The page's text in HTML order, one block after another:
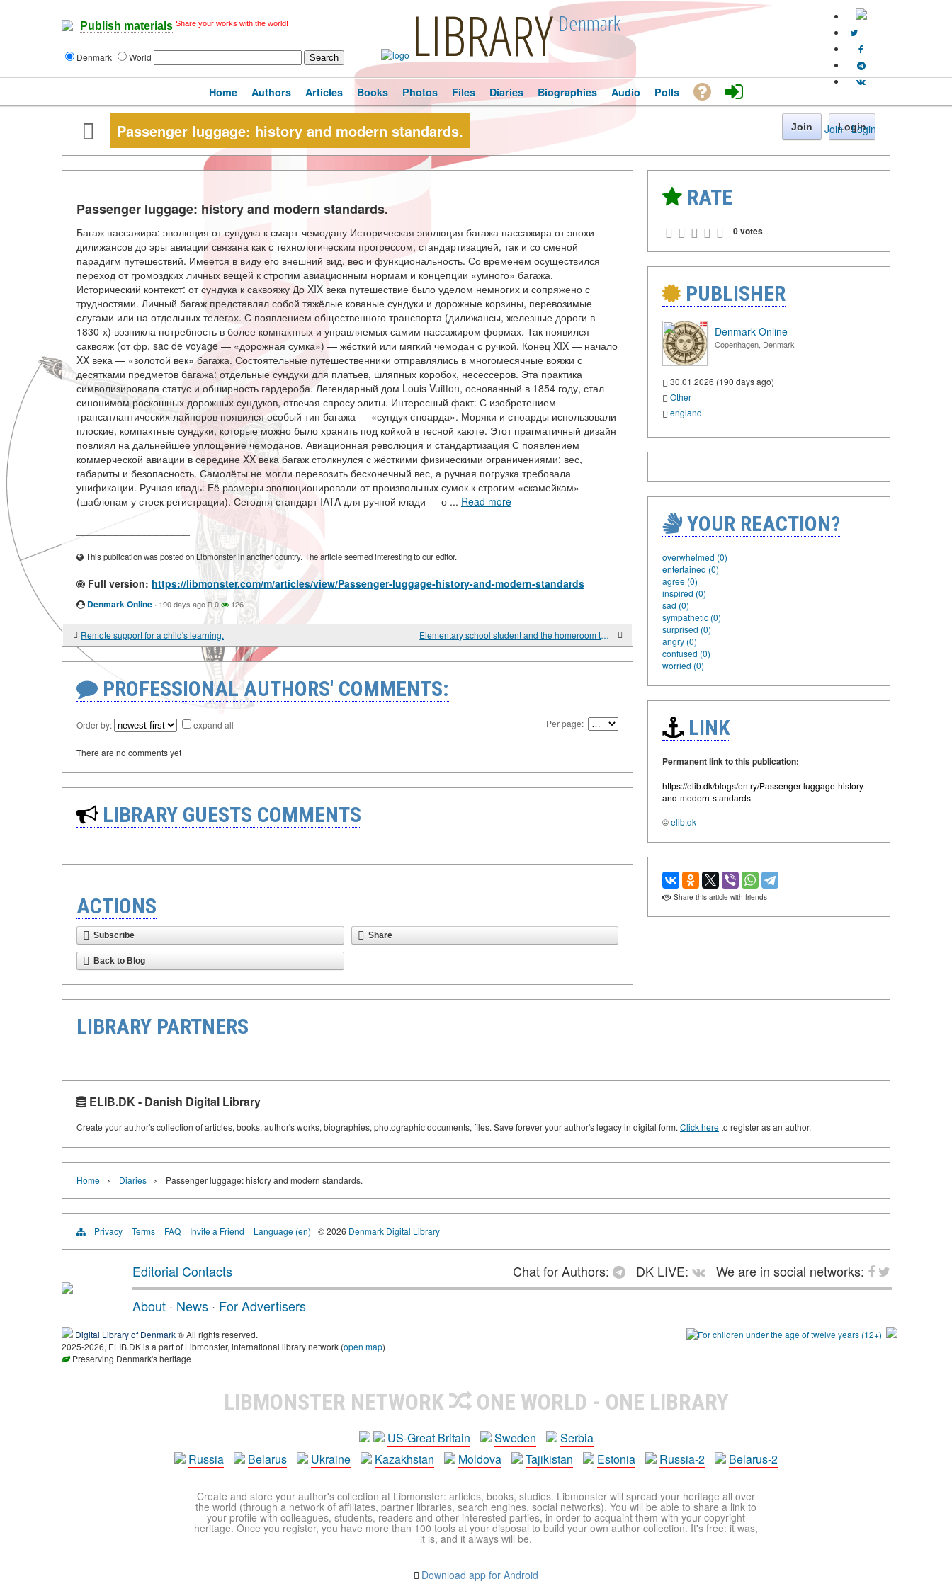
Publish materials Share your works with the world!
Denmark World LIBRARY Denmark
Join · Login
Home Authors Articles Books Photos Files Diaries Biographies Audio Polls
Passenger luggage: history and modern standards. Join Login
Passenger luggage: history and modern standards.
Багаж пассажира: эволюция от сундука к смарт-чемодану Историческая эволюция багажа пассажира от эпохи
дилижансов до эры авиации связана как с технологическим прогрессом, стандартизацией, так и со сменой
парадигм путешествий. Имеется в виду его внешний вид, вес и функциональность. Со временем осуществился
переход от громоздких личных вещей к строгим авиационным нормам и концепции «умного» багажа.
Исторический контекст: от сундука к саквояжу До XIX века путешествие было уделом немногих и сопряжено с
трудностями. Личный багаж представлял собой тяжёлые кованые сундуки и дорожные корзины, перевозимые
слугами или на отдельных телегах. С появлением общественного транспорта (дилижансы, железные дороги в
1830-х) возникла потребность в более компактных и управляемых самим пассажиром формах. Так появился
саквояж (от фр. sac de voyage — «дорожная сумка») — жёсткий или мягкий чемодан с ручкой. Конец XIX — начало
XX века — «золотой век» багажа. Состоятельные путешественники отправлялись в многомесячные вояжи с
десятками предметов багажа: отдельные сундуки для платьев, шляпных коробок, несессеров. Эта практика
символизировала статус и обширность гардероба. Легендарный дом Louis Vuitton, основанный в 1854 году, стал
синонимом роскошных дорожных сундуков, отвечая спросу элиты. Интересный факт: С изобретением
трансатлантических лайнеров появился особый тип багажа — «сундук стюарда». Моряки и стюарды использовали
плоские, компактные сундуки, которые можно было хранить под койкой в тесной каюте. Этот прагматичный дизайн
повлиял на дальнейшее уплощение чемоданов. Авиационная революция и стандартизация С появлением
коммерческой авиации в середине XX века багаж столкнулся с жёсткими физическими ограничениями: вес,
габариты и безопасность. Самолёты не могли перевозить бесконечный вес, а ручная погрузка требовала
унификации. Ручная кладь: Её размеры эволюционировали от произвольных сумок к строгим «скамейкам»
(шаблонам у стоек регистрации). Сегодня стандарт IATA для ручной клади — о ... Read more
This publication was posted on Libmonster in another country. The article seemed interesting to our editor.
Full version: https://libmonster.com/m/articles/view/Passenger-luggage-history-and-modern-standards
Denmark Online · 190 days ago 0 126
Remote support for a child's learning. Elementary school student and the homeroom teacher: Areas of potential tension.
PROFESSIONAL AUTHORS' COMMENTS:
Order by: expand all Per page:
There are no comments yet
LIBRARY GUESTS COMMENTS
ACTIONS
Subscribe Share
Back to Blog
RATE
0 votes
PUBLISHER
Denmark Online
Copenhagen, Denmark
30.01.2026 (190 days ago)
Other
england
YOUR REACTION?
overwhelmed (0)
entertained (0)
agree (0)
inspired (0)
sad (0)
sympathetic (0)
surprised (0)
angry (0)
confused (0)
worried (0)
LINK
Permanent link to this publication:
https://elib.dk/blogs/entry/Passenger-luggage-history-
and-modern-standards
©elib.dk
Share this article with friends
LIBRARY PARTNERS
ELIB.DK - Danish Digital Library
Create your author's collection of articles, books, author's works, biographies, photographic documents, files. Save forever your author's legacy in digital form. Click hereto register as an author.
Home › Diaries › Passenger luggage: history and modern standards.
Privacy Terms FAQ Invite a Friend Language (en) © 2026 Denmark Digital Library
Editorial Contacts Chat for Authors: DK LIVE:
We are in social networks:
About · News · For Advertisers
Digital Library of Denmark® All rights reserved.
2025-2026, ELIB.DK is a part of Libmonster, international library network (open map)
Preserving Denmark's heritage
LIBMONSTER NETWORK ONE WORLD - ONE LIBRARY
US-Great Britain Sweden
Serbia
Russia
Belarus Ukraine Kazakhstan Moldova Tajikistan Estonia Russia-2 Belarus-2
Create and store your author's collection at Libmonster: articles, books, studies. Libmonster will spread your heritage all over
the world (through a network of affiliates, partner libraries, search engines, social networks). You will be able to share a link to
your profile with colleagues, students, readers and other interested parties, in order to acquaint them with your copyright
heritage. Once you register, you have more than 100 tools at your disposal to build your own author collection. It's free: it was,
it is, and it always will be.
Download app for Android